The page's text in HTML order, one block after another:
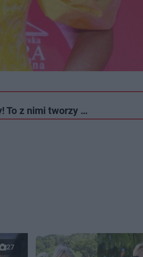
To z nimi tworzy …
27